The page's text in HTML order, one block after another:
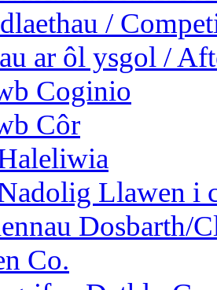
/
ar ôl ysgol /
Coginio
Côr
Llawen i
Dosbarth/
Co.